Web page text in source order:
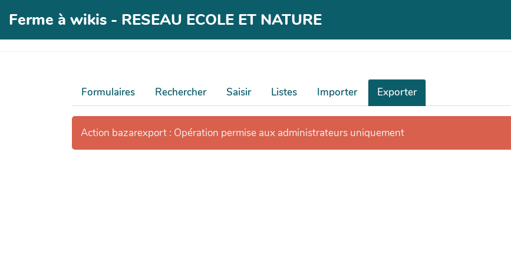
Ferme à wikis - RESEAU ECOLE ET NATURE
Formulaires Rechercher Saisir Listes Importer Exporter
Action bazarexport : Opération permise aux administrateurs uniquement